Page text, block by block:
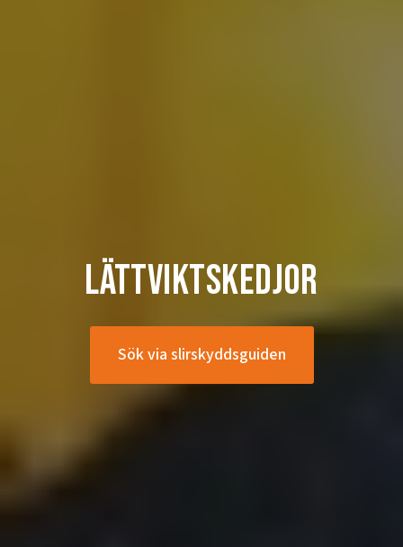
lättviktskedjor
Sök via slirskyddsguiden